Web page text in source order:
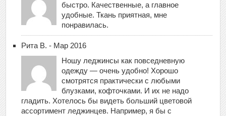
быстро. Качественные, а главное
удобные. Ткань приятная, мне
понравилась.
Рита В. - Мар 2016
Ношу леджинсы как повседневную
одежду — очень удобно! Хорошо
смотрятся практически с любыми
блузками, кофточками. И их не надо
гладить. Хотелось бы видеть больший цветовой
ассортимент леджинцев. Например, я бы с